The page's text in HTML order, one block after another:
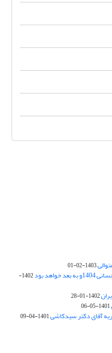
1403-02-01
بود
1402-
1402-01-28
1401-05-06
آقای دکتر سیدکاشی1401-04-09